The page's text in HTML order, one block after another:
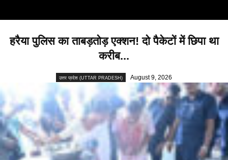
हरैया पुलिस का ताबड़तोड़ एक्शन! दो पैकेटों में छिपा था
करीब...
उत्तर प्रदेश (UTTAR PRADESH) August 9, 2026